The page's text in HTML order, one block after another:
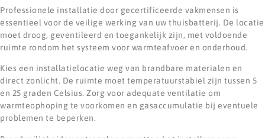
Professionele installatie door gecertificeerde vakmensen is
essentieel voor de veilige werking van uw thuisbatterij. De locatie
moet droog, geventileerd en toegankelijk zijn, met voldoende
ruimte rondom het systeem voor warmteafvoer en onderhoud.
Kies een installatielocatie weg van brandbare materialen en
direct zonlicht. De ruimte moet temperatuurstabiel zijn tussen 5
en 25 graden Celsius. Zorg voor adequate ventilatie om
warmteophoping te voorkomen en gasaccumulatie bij eventuele
problemen te beperken.